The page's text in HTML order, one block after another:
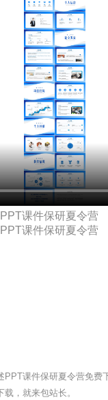
课件保研夏令营免费
，就来包站长。